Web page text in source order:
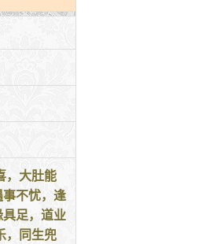
，大肚能
不忧，逢
足，道业
，同生兜